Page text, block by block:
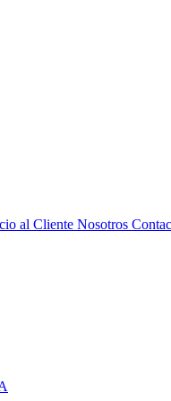
al Cliente Nosotros